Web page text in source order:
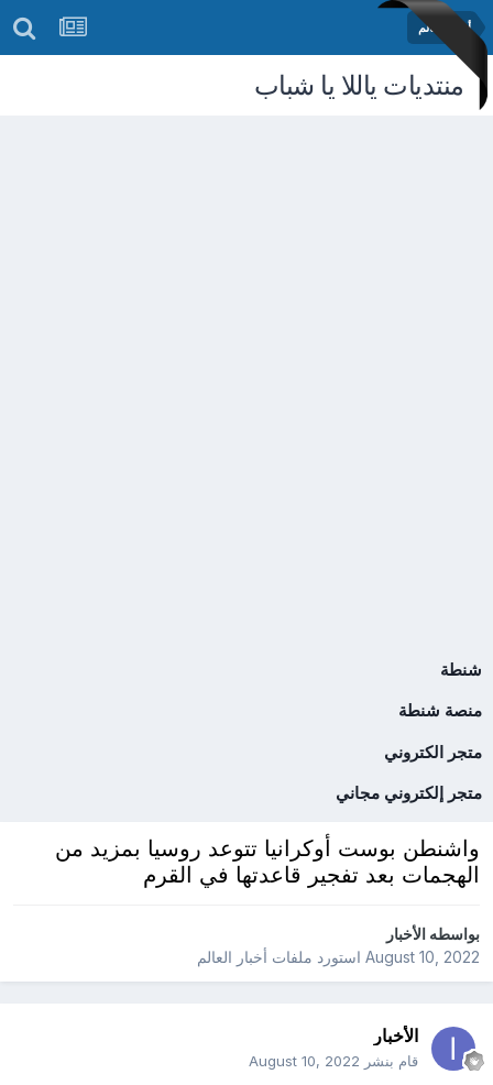
أخبار العالم
منتديات ياللا يا شباب
شنطة
منصة شنطة
متجر الكتروني
متجر إلكتروني مجاني
واشنطن بوست أوكرانيا تتوعد روسيا بمزيد من
الهجمات بعد تفجير قاعدتها في القرم
بواسطهالأخبار
August 10, 2022استورد ملفات أخبار العالم
الأخبار
قام بنشر August 10, 2022